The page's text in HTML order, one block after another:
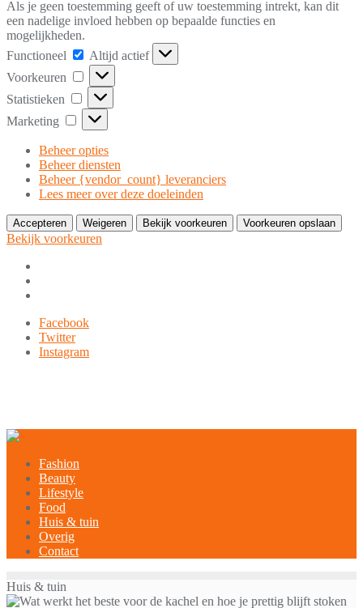
Als je geen toestemming geeft of uw toestemming intrekt, kan dit
een nadelige invloed hebben op bepaalde functies en
mogelijkheden.
Functioneel
Functioneel
Altijd actief
Voorkeuren
Voorkeuren
Statistieken Statistieken
Marketing Marketing
Beheer opties
Beheer diensten
Beheer {vendor_count} leveranciers
Lees meer over deze doeleinden
Accepteren Weigeren Bekijk voorkeuren Voorkeuren opslaan
Bekijk voorkeuren
naar
Facebook
Twitter
Instagram
Fashion
Beauty
Lifestyle
Food
Huis & tuin
Overig
Contact
Huis & tuin